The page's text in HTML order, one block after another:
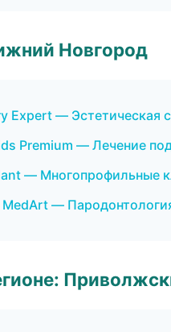
Новгород
Expert — Эстетическая
Premium — Лечение
— Многопрофильные
—